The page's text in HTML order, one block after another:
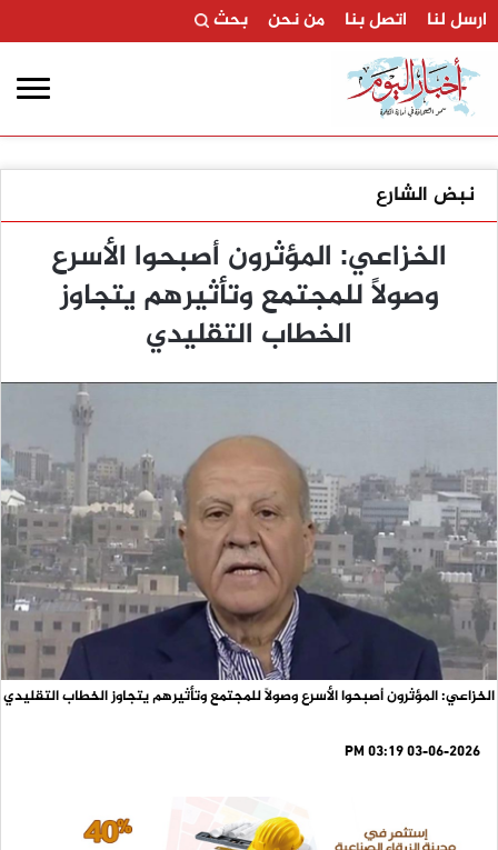
ارسل لنا اتصل بنا من نحن بحث
نبض الشارع
الخزاعي: المؤثرون أصبحوا الأسرع
وصولاً للمجتمع وتأثيرهم يتجاوز
الخطاب التقليدي
الخزاعي: المؤثرون أصبحوا الأسرع وصولاً للمجتمع وتأثيرهم يتجاوز الخطاب التقليدي
03-06-2026 03:19 PM